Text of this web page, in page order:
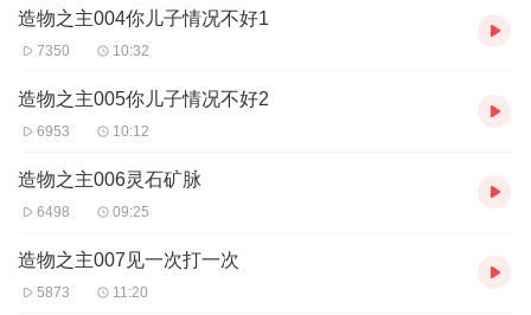
客服
第二步：如果您无法联系上APP内在线客服，可关注【喜马拉雅付
第三步：如果在线客服都未取得联系，也可拨打客服电话：400-
838-5616
造物之主004你儿子情况不好1
7350 10:32
造物之主005你儿子情况不好2
6953 10:12
造物之主006灵石矿脉
6498 09:25
造物之主007见一次打一次
5873 11:20